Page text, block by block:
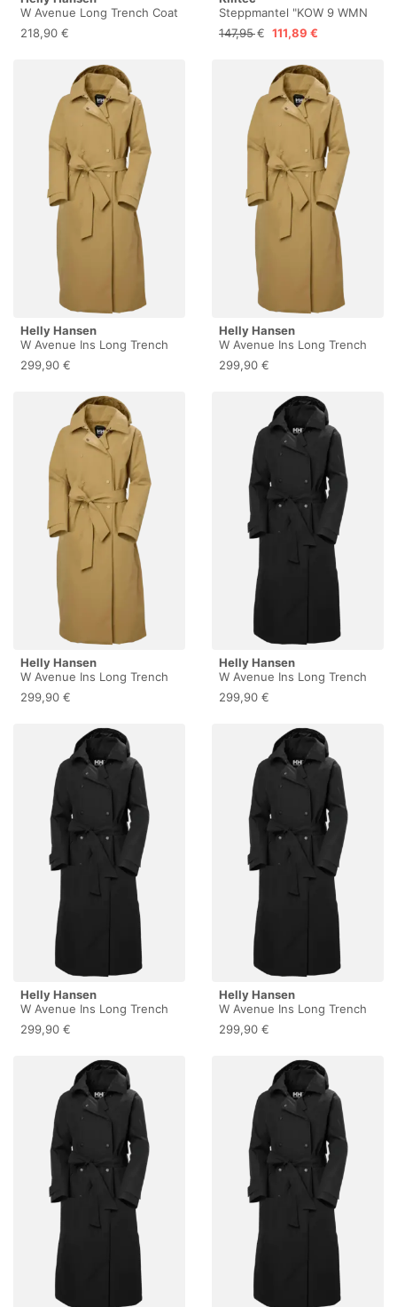
W Avenue Long Trench Coat
- Parka - Damen Navy S
218,90 €
Steppmantel "KOW 9 WMN
QLTD PRK" Wasser- und
windabweisender Damen
147,95 € 111,89 €
Helly Hansen
W Avenue Ins Long Trench
Coat - Parka - Damen
Elmwood XL
299,90 €
Helly Hansen
W Avenue Ins Long Trench
Coat - Parka - Damen
Elmwood M
299,90 €
Helly Hansen
W Avenue Ins Long Trench
Coat - Parka - Damen
Elmwood XS
299,90 €
Helly Hansen
W Avenue Ins Long Trench
Coat - Parka - Damen Black
XS
299,90 €
Helly Hansen
W Avenue Ins Long Trench
Coat - Parka - Damen Black
XL
299,90 €
Helly Hansen
W Avenue Ins Long Trench
Coat - Parka - Damen Black
L
299,90 €